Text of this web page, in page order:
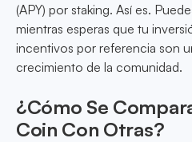
(APY) por staking. Así es.
mientras esperas que tu
incentivos por referencia son
crecimiento de la comunidad.
¿Cómo Se
Coin Con Otras?